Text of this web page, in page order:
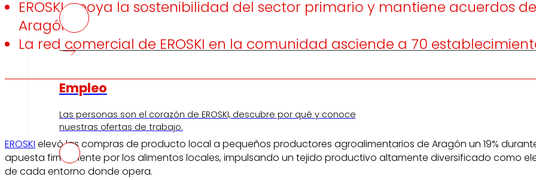
Empleo
Las personas son el corazón de EROSKI, descubre por qué y conoce
nuestras ofertas de trabajo.
EROSKI apoya la sostenibilidad del sector primario y mantiene
Aragón
La red comercial de EROSKI en la comunidad asciende a 70
EROSKI elevó las compras de producto local a pequeños productores agroalimentarios de Aragón un 19%
apuesta firmemente por los alimentos locales, impulsando un tejido productivo altamente diversificado como
de cada entorno donde opera.